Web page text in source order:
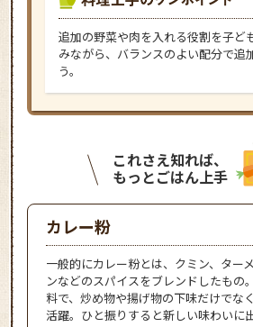
追加の野菜や肉を入れる役割を子ど
みながら、バランスのよい配分で追
う。
これさえ知れば、
もっとごはん上手
カレー粉
一般的にカレー粉とは、クミン、ター
ンなどのスパイスをブレンドしたもの
料で、炒め物や揚げ物の下味だけでな
活躍。ひと振りすると新しい味わいに